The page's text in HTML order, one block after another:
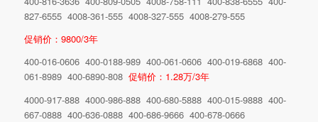
827-6555 4008-361-555 4008-327-555 4008-279-555
促销价：9800/3年
400-016-0606 400-0188-989 400-061-0606 400-019-6868 400-
061-8989 400-6890-808 促销价：1.28万/3年
4000-917-888 4000-986-888 400-680-5888 400-015-9888 400-
667-0888 400-636-0888 400-686-9666 400-678-0666